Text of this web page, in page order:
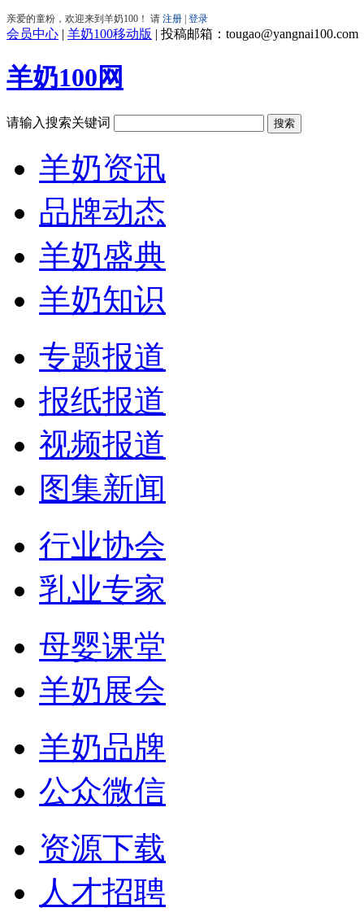
会员中心 | 羊奶100移动版 | 投稿邮箱：tougao@yangnai100.com
羊奶100网
请输入搜索关键词
羊奶资讯
品牌动态
羊奶盛典
羊奶知识
专题报道
报纸报道
视频报道
图集新闻
行业协会
乳业专家
母婴课堂
羊奶展会
羊奶品牌
公众微信
资源下载
人才招聘